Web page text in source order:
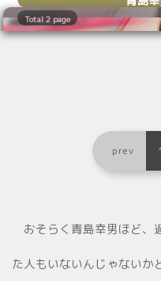
Total 2 page
prev 1
おそらく青島幸男ほど、
た人もいないんじゃないか